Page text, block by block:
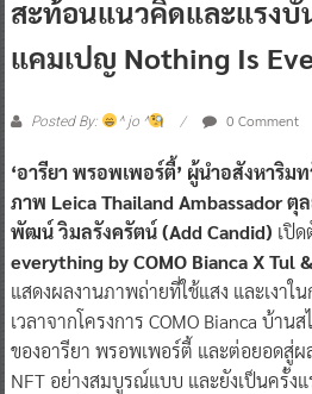
สะท้อนแนวคิดและแรงบั
แคมเปญ Nothing Is
Posted By: ^ jo ^ 0 Comment
‘อารียา พรอพเพอร์ตี้’ ผู้นำอสังหาริม
ภาพ Leica Thailand Ambassador
พัฒน์ วิมลรังครัตน์ (Add Candid) เปิด
everything by COMO Bianca X Tul
แสดงผลงานภาพถ่ายที่ใช้แสง และเงาใ
เวลาจากโครงการ COMO Bianca บ้า
ของอารียา พรอพเพอร์ตี้ และต่อยอดสู่
NFT อย่างสมบูรณ์แบบ และยังเป็นครั้งแ